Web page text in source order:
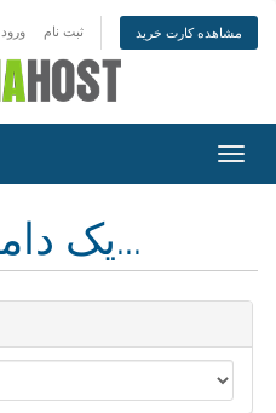
ورود ثبت نام مشاهده کارت خرید
تغییر
یک دامنه انتخاب کنید...